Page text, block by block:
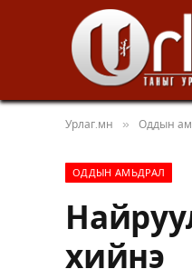
Урлаг.мн » Оддын
ОДДЫН АМЬДРАЛ
хийнэ